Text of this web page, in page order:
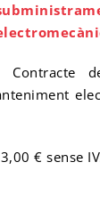
€ sense